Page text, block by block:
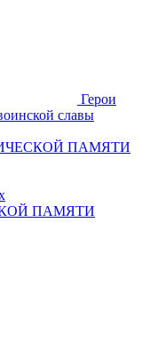
Герои
славы
ПАМЯТИ
ПАМЯТИ